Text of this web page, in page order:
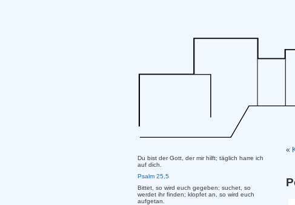
«
Du bist der Gott, der mir hilft; täglich harre ich
auf dich.
Psalm 25,5
Bittet, so wird euch gegeben; suchet, so
werdet ihr finden; klopfet an, so wird euch
aufgetan.